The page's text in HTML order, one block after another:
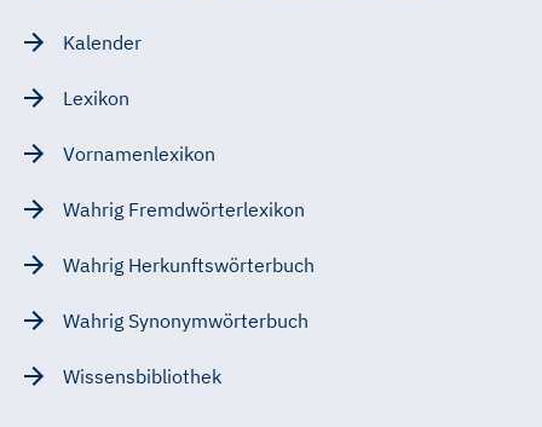
Kalender
Lexikon
Vornamenlexikon
Wahrig Fremdwörterlexikon
Wahrig Herkunftswörterbuch
Wahrig Synonymwörterbuch
Wissensbibliothek